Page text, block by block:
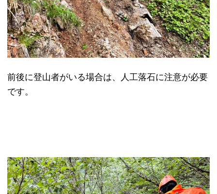
前後に登山者がいる場合は、人工落石に注意が必要
です。